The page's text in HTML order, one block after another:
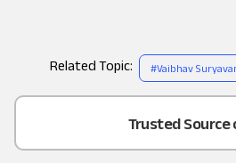
Add
as
Trusted Source
Related Topic: #Vaibhav